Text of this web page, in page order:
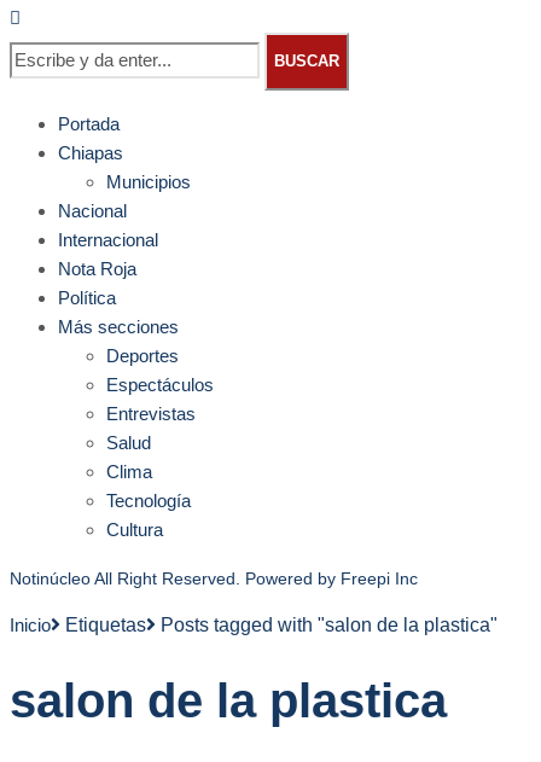
BUSCAR
Portada
Chiapas
Municipios
Nacional
Internacional
Nota Roja
Política
Más secciones
Deportes
Espectáculos
Entrevistas
Salud
Clima
Tecnología
Cultura
Notinúcleo All Right Reserved. Powered by Freepi Inc
Inicio Etiquetas Posts tagged with "salon de la plastica"
salon de la plastica